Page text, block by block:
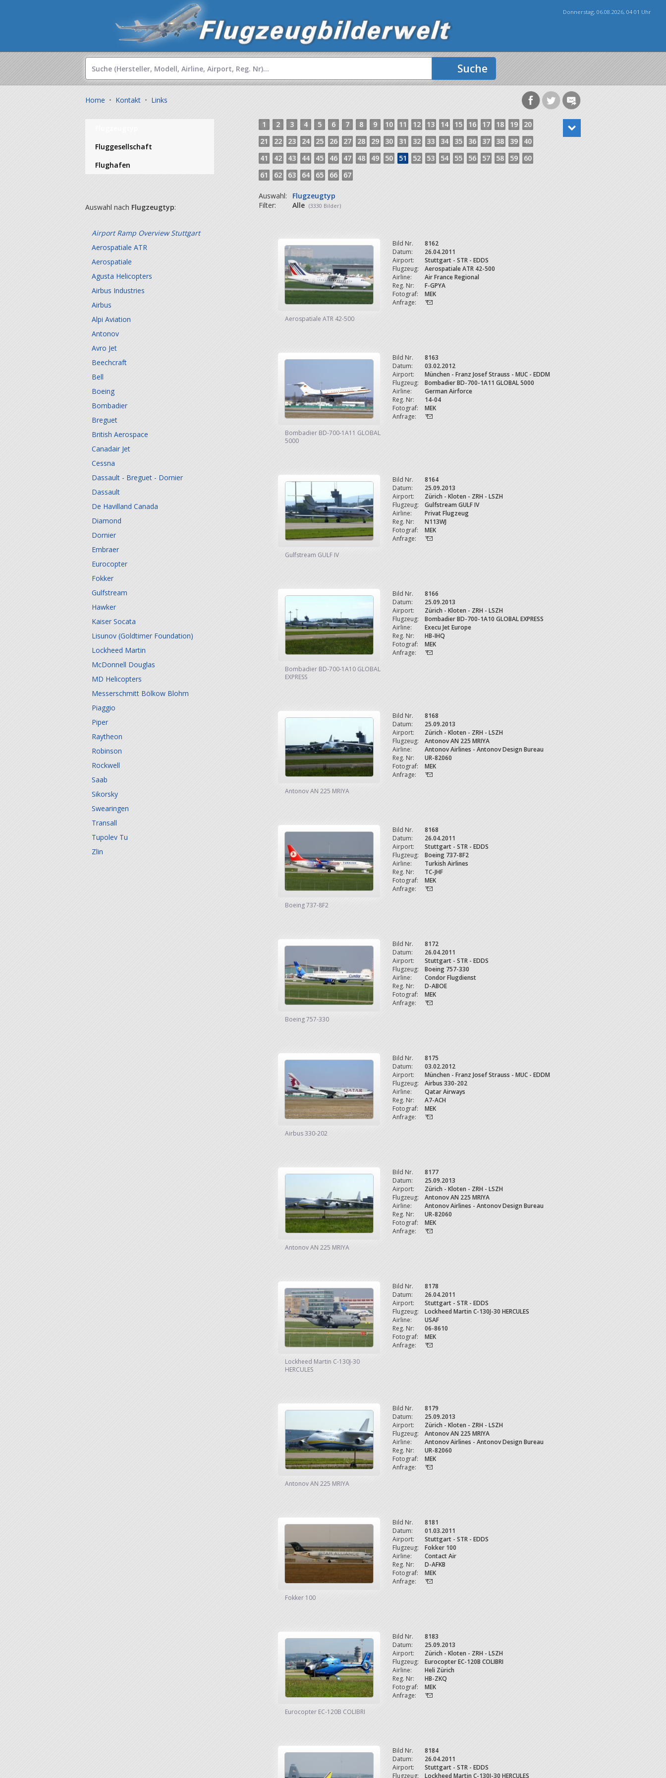
Suche
Home • Kontakt • Links
Fluggesellschaft
Flughafen
Auswahl nach Flugzeugtyp:
Airport Ramp Overview Stuttgart
Aerospatiale ATR
Aerospatiale
Agusta Helicopters
Airbus Industries
Airbus
Alpi Aviation
Antonov
Avro Jet
Beechcraft
Bell
Boeing
Bombadier
Breguet
British Aerospace
Canadair Jet
Cessna
Dassault - Breguet - Dornier
Dassault
De Havilland Canada
Diamond
Dornier
Embraer
Eurocopter
Fokker
Gulfstream
Hawker
Kaiser Socata
Lisunov (Goldtimer Foundation)
Lockheed Martin
McDonnell Douglas
MD Helicopters
Messerschmitt Bölkow Blohm
Piaggio
Piper
Raytheon
Robinson
Rockwell
Saab
Sikorsky
Swearingen
Transall
Tupolev Tu
Zlin
1 2 3 4 5 6 7 8 9 10 11 12 13 14 15 16 17 18 19
20
21
22 23 24 25 26 27 28 29 30 31 32 33 34 35 36 37 38 39
40
41
42 43 44 45 46 47 48 49 50 51 52 53 54 55 56 57 58 59
60
61
62 63 64 65 66 67
Auswahl:
Flugzeugtyp
Filter:
Alle (3330 Bilder)
Aerospatiale ATR 42-500
Bild Nr.
8162
Datum:
26.04.2011
Airport:
Stuttgart - STR - EDDS
Flugzeug:
Aerospatiale ATR 42-500
Airline:
Air France Regional
Reg. Nr:
F-GPYA
Fotograf:
MEK
Anfrage:
Bombadier BD-700-1A11 GLOBAL
5000
Bild Nr.
8163
Datum:
03.02.2012
Airport:
München - Franz Josef Strauss - MUC - EDDM
Flugzeug:
BombadierBD-700-1A11 GLOBAL 5000
Airline:
German Airforce
Reg. Nr:
14-04
Fotograf:
MEK
Anfrage:
Gulfstream GULF IV
Bild Nr.
8164
Datum:
25.09.2013
Airport:
Zürich - Kloten - ZRH - LSZH
Flugzeug:
GulfstreamGULF IV
Airline:
Privat Flugzeug
Reg. Nr:
N113WJ
Fotograf:
MEK
Anfrage:
Bombadier BD-700-1A10 GLOBAL
EXPRESS
Bild Nr.
8166
Datum:
25.09.2013
Airport:
Zürich - Kloten - ZRH - LSZH
Flugzeug:
BombadierBD-700-1A10 GLOBAL EXPRESS
Airline:
Execu Jet Europe
Reg. Nr:
HB-IHQ
Fotograf:
MEK
Anfrage:
Antonov AN 225 MRIYA
Bild Nr.
8168
Datum:
25.09.2013
Airport:
Zürich - Kloten - ZRH - LSZH
Flugzeug:
AntonovAN 225 MRIYA
Airline:
Antonov Airlines - Antonov Design Bureau
Reg. Nr:
UR-82060
Fotograf:
MEK
Anfrage:
Boeing 737-8F2
Bild Nr.
8168
Datum:
26.04.2011
Airport:
Stuttgart - STR - EDDS
Flugzeug:
Boeing 737-8F2
Airline:
Turkish Airlines
Reg. Nr:
TC-JHF
Fotograf:
MEK
Anfrage:
Boeing 757-330
Bild Nr.
8172
Datum:
26.04.2011
Airport:
Stuttgart - STR - EDDS
Flugzeug:
Boeing 757-330
Airline:
Condor Flugdienst
Reg. Nr:
D-ABOE
Fotograf:
MEK
Anfrage:
Airbus 330-202
Bild Nr.
8175
Datum:
03.02.2012
Airport:
München - Franz Josef Strauss - MUC - EDDM
Flugzeug:
Airbus 330-202
Airline:
Qatar Airways
Reg. Nr:
A7-ACH
Fotograf:
MEK
Anfrage:
Antonov AN 225 MRIYA
Bild Nr.
8177
Datum:
25.09.2013
Airport:
Zürich - Kloten - ZRH - LSZH
Flugzeug:
AntonovAN 225 MRIYA
Airline:
Antonov Airlines - Antonov Design Bureau
Reg. Nr:
UR-82060
Fotograf:
MEK
Anfrage:
Lockheed Martin C-130J-30
HERCULES
Bild Nr.
8178
Datum:
26.04.2011
Airport:
Stuttgart - STR - EDDS
Flugzeug:
Lockheed MartinC-130J-30 HERCULES
Airline:
USAF
Reg. Nr:
06-8610
Fotograf:
MEK
Anfrage:
Antonov AN 225 MRIYA
Bild Nr.
8179
Datum:
25.09.2013
Airport:
Zürich - Kloten - ZRH - LSZH
Flugzeug:
AntonovAN 225 MRIYA
Airline:
Antonov Airlines - Antonov Design Bureau
Reg. Nr:
UR-82060
Fotograf:
MEK
Anfrage:
Fokker 100
Bild Nr.
8181
Datum:
01.03.2011
Airport:
Stuttgart - STR - EDDS
Flugzeug:
Fokker 100
Airline:
Contact Air
Reg. Nr:
D-AFKB
Fotograf:
MEK
Anfrage:
Eurocopter EC-120B COLIBRI
Bild Nr.
8183
Datum:
25.09.2013
Airport:
Zürich - Kloten - ZRH - LSZH
Flugzeug:
EurocopterEC-120B COLIBRI
Airline:
Heli Zürich
Reg. Nr:
HB-ZKQ
Fotograf:
MEK
Anfrage:
Bild Nr.
8184
Datum:
26.04.2011
Airport:
Stuttgart - STR - EDDS
Flugzeug:
Lockheed MartinC-130J-30 HERCULES
Donnerstag, 06.08.2026, 04 01 Uhr